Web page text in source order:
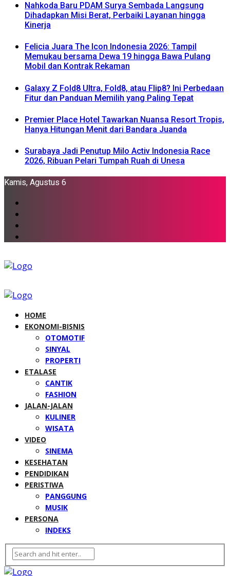
Nahkoda Baru PDAM Surya Sembada Langsung
Dihadapkan Misi Berat, Perbaiki Layanan hingga
Kinerja
Felicia Juara The Icon Indonesia 2026: Tampil
Memukau bersama Dewa 19 hingga Bawa Pulang
Mobil dan Kontrak Rekaman
Galaxy Z Fold8 Ultra, Fold8, atau Flip8? Ini Perbedaan
Fitur dan Panduan Memilih yang Paling Tepat
Premier Place Hotel Tawarkan Nuansa Resort Tropis,
Hanya Hitungan Menit dari Bandara Juanda
Surabaya Jadi Penutup Milo Activ Indonesia Race
2026, Ribuan Pelari Tumpah Ruah di Unesa
Kamis, Agustus 6
HOME
EKONOMI-BISNIS
OTOMOTIF
SINYAL
PROPERTI
ETALASE
CANTIK
FASHION
JALAN-JALAN
KULINER
WISATA
VIDEO
SINEMA
KESEHATAN
PENDIDIKAN
PERISTIWA
PANGGUNG
MUSIK
PERSONA
INDEKS